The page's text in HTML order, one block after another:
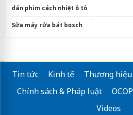
dán phim cách nhiệt ô tô
Sửa máy rửa bát bosch
Tin tức Kinh tế Thương hiệu
Chính sách & Pháp luật
OCOP
Videos